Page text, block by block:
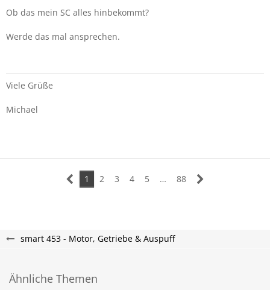
Ob das mein SC alles hinbekommt?
Werde das mal ansprechen.
Viele Grüße
Michael
1 2 3 4 5 … 88
smart 453 - Motor, Getriebe & Auspuff
Ähnliche Themen